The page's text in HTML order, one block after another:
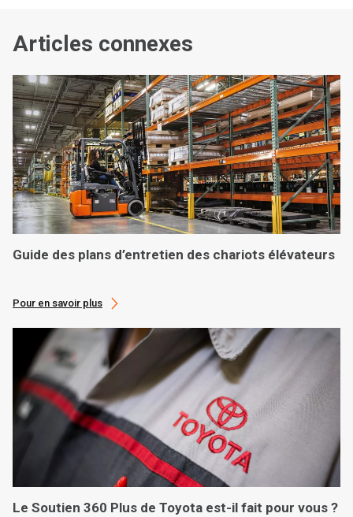
Articles connexes
Guide des plans d’entretien des chariots élévateurs
Pour en savoir plus
Le Soutien 360 Plus de Toyota est-il fait pour vous ?